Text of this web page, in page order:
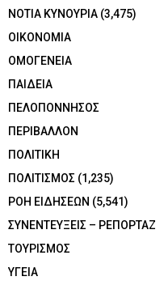
ΝΟΤΙΑ ΚΥΝΟΥΡΙΑ (3,475)
ΟΙΚΟΝΟΜΙΑ
ΟΜΟΓΕΝΕΙΑ
ΠΑΙΔΕΙΑ
ΠΕΛΟΠΟΝΝΗΣΟΣ
ΠΕΡΙΒΑΛΛΟΝ
ΠΟΛΙΤΙΚΗ
ΠΟΛΙΤΙΣΜΟΣ (1,235)
ΡΟΗ ΕΙΔΗΣΕΩΝ (5,541)
ΣΥΝΕΝΤΕΥΞΕΙΣ – ΡΕΠΟΡΤΑΖ
ΤΟΥΡΙΣΜΟΣ
ΥΓΕΙΑ